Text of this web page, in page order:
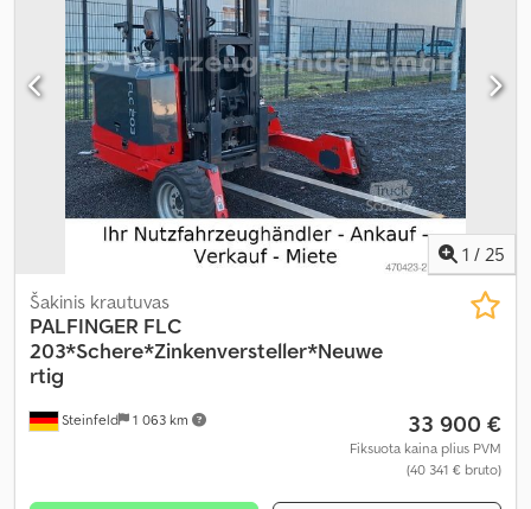
padangos (užpildytos oru), galinės padangos dydis:23x8,5-12
bendras svoris:2 356 kg , tuščias svoris:2 356 kg, spalva:ruda,
Įranga:apšvietimas, padėklų šakės, pilna techninės priežiūros
istorija, priekinė apsauga, visų varančiųjų ratų pavara,
įtraukiama šakutė, šakės prailginimas,
1 / 25
Steinfeld 1 063 km
Šakinis krautuvas
PALFINGER FLC
203*Schere*Zinkenversteller*Neuwe
rtig
33 900 €
Fiksuota kaina plius PVM
(40 341 € bruto)